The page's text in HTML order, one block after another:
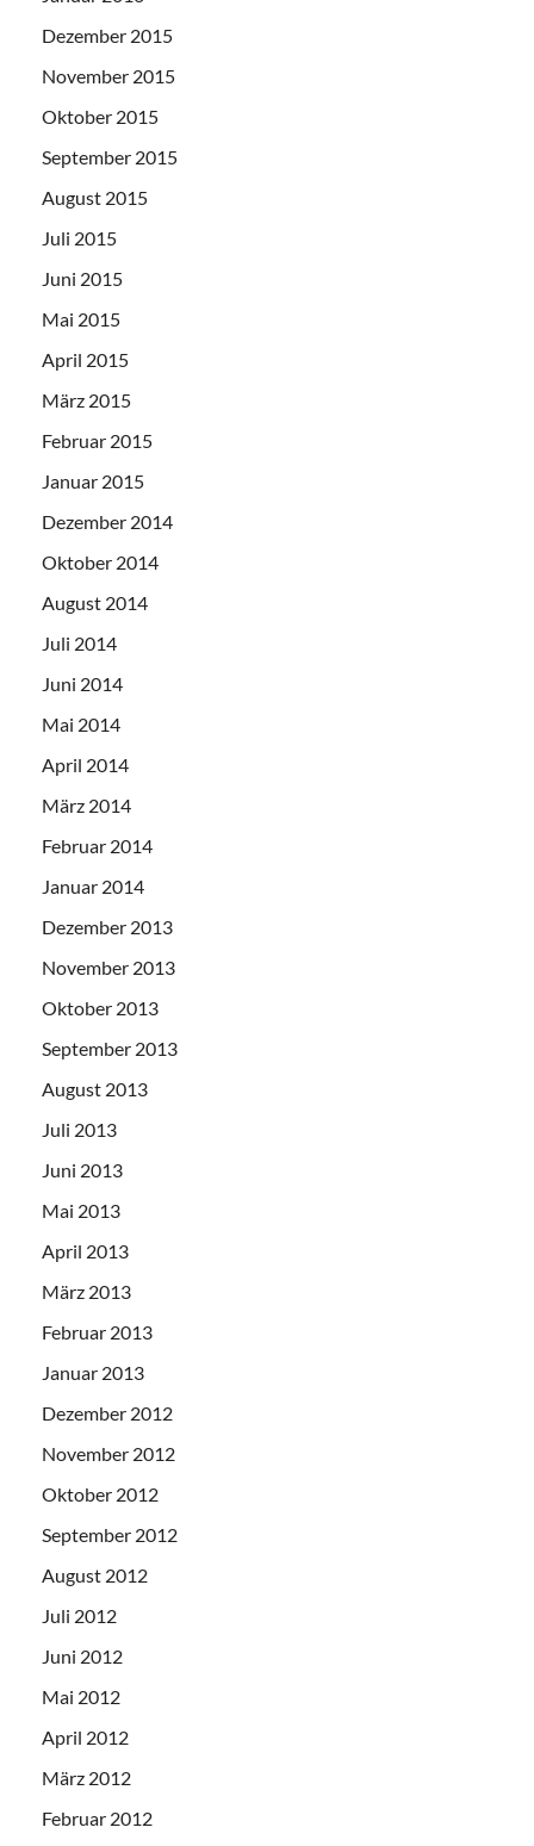
Dezember 2015
November 2015
Oktober 2015
September 2015
August 2015
Juli 2015
Juni 2015
Mai 2015
April 2015
März 2015
Februar 2015
Januar 2015
Dezember 2014
Oktober 2014
August 2014
Juli 2014
Juni 2014
Mai 2014
April 2014
März 2014
Februar 2014
Januar 2014
Dezember 2013
November 2013
Oktober 2013
September 2013
August 2013
Juli 2013
Juni 2013
Mai 2013
April 2013
März 2013
Februar 2013
Januar 2013
Dezember 2012
November 2012
Oktober 2012
September 2012
August 2012
Juli 2012
Juni 2012
Mai 2012
April 2012
März 2012
Februar 2012